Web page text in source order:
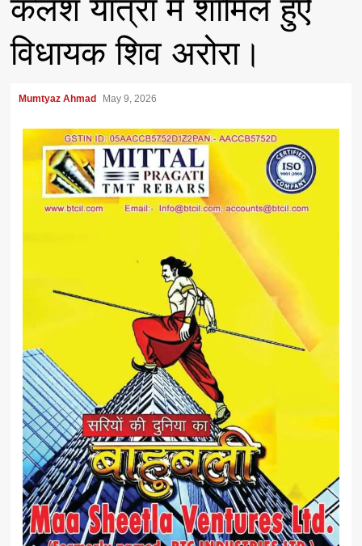
कलश यात्रा मे शामिल हुऐ
विधायक शिव अरोरा।
Mumtyaz Ahmad May 9, 2026